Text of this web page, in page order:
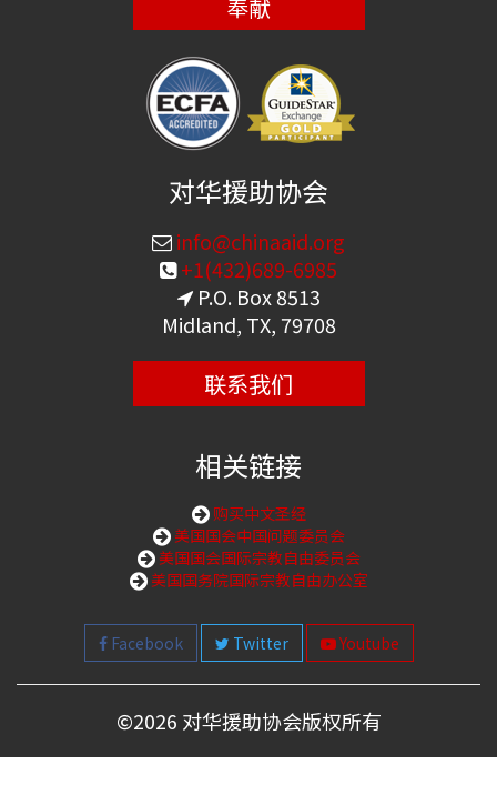
奉献
对华援助协会
info@chinaaid.org
+1(432)689-6985
P.O. Box 8513
Midland, TX, 79708
联系我们
相关链接
购买中文圣经
美国国会中国问题委员会
美国国会国际宗教自由委员会
美国国务院国际宗教自由办公室
Facebook Twitter Youtube
©2026 对华援助协会版权所有